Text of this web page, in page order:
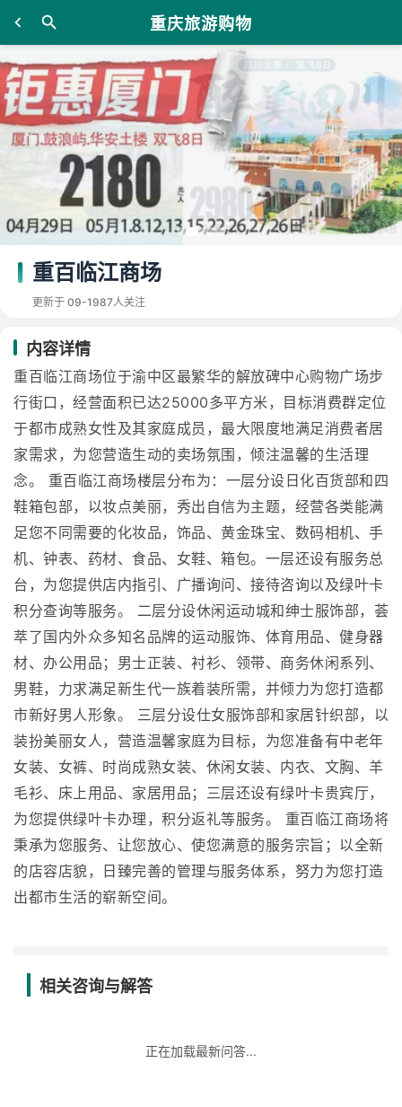
重庆旅游购物
重百临江商场
更新于 09-1987人关注
内容详情
重百临江商场位于渝中区最繁华的解放碑中心购物广场步
行街口，经营面积已达25000多平方米，目标消费群定位
于都市成熟女性及其家庭成员，最大限度地满足消费者居
家需求，为您营造生动的卖场氛围，倾注温馨的生活理
念。 重百临江商场楼层分布为：一层分设日化百货部和四
鞋箱包部，以妆点美丽，秀出自信为主题，经营各类能满
足您不同需要的化妆品，饰品、黄金珠宝、数码相机、手
机、钟表、药材、食品、女鞋、箱包。一层还设有服务总
台，为您提供店内指引、广播询问、接待咨询以及绿叶卡
积分查询等服务。 二层分设休闲运动城和绅士服饰部，荟
萃了国内外众多知名品牌的运动服饰、体育用品、健身器
材、办公用品；男士正装、衬衫、领带、商务休闲系列、
男鞋，力求满足新生代一族着装所需，并倾力为您打造都
市新好男人形象。 三层分设仕女服饰部和家居针织部，以
装扮美丽女人，营造温馨家庭为目标，为您准备有中老年
女装、女裤、时尚成熟女装、休闲女装、内衣、文胸、羊
毛衫、床上用品、家居用品；三层还设有绿叶卡贵宾厅，
为您提供绿叶卡办理，积分返礼等服务。 重百临江商场将
秉承为您服务、让您放心、使您满意的服务宗旨；以全新
的店容店貌，日臻完善的管理与服务体系，努力为您打造
出都市生活的崭新空间。
相关咨询与解答
正在加载最新问答...